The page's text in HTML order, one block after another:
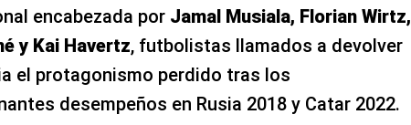
encabezada por Jamal Musiala, Florian Wirtz,
y Kai Havertz, futbolistas llamados a devolver
el protagonismo perdido tras los
desempeños en Rusia 2018 y Catar 2022.